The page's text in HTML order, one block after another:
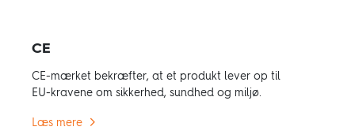
CE
CE-mærket bekræfter, at et produkt lever op til
EU-kravene om sikkerhed, sundhed og miljø.
Læs mere